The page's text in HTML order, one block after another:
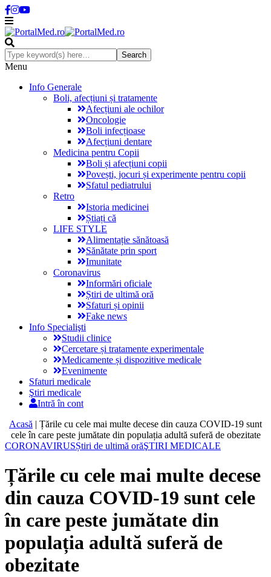
Menu
Info Generale
Boli, afecțiuni și tratamente
Afecțiuni ale ochilor
Oncologie
Boli infecțioase
Afecțiuni dentare
Medicina pentru Copii
Boli și afecțiuni copii
Povești, jocuri și experimente pentru copii
Sfatul pediatrului
Retro
Istoria medicinei
Știați că
LIFE STYLE
Alimentație sănătoasă
Sănătate prin sport
Imunitate
Coronavirus
Informări oficiale
Știri de ultimă oră
Sfaturi și opinii
Fake news
Info Specialişti
Studii clinice
Cercetare și tratamente experimentale
Medicamente și dispozitive medicale
Evenimente
Sfaturi medicale
Ştiri medicale
Intră în cont
Acasă | Țările cu cele mai multe decese din cauza COVID-19 sunt
cele în care peste jumătate din populația adultă suferă de obezitate
CORONAVIRUSȘtiri de ultimă orăŞTIRI MEDICALE
Țările cu cele mai multe decese
din cauza COVID-19 sunt cele
în care peste jumătate din
populația adultă suferă de
obezitate